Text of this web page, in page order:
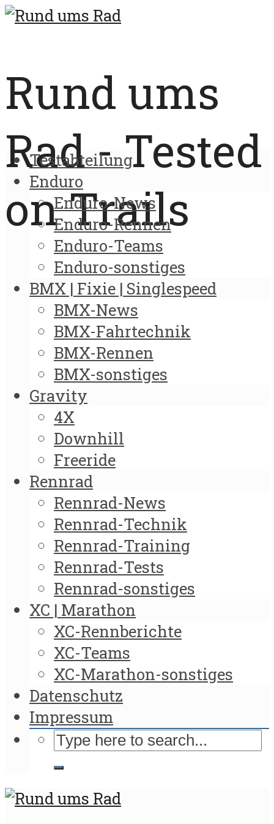
Rund ums
Rad - Tested
on Trails
Testabteilung
Enduro
Enduro-News
Enduro-Rennen
Enduro-Teams
Enduro-sonstiges
BMX | Fixie | Singlespeed
BMX-News
BMX-Fahrtechnik
BMX-Rennen
BMX-sonstiges
Gravity
4X
Downhill
Freeride
Rennrad
Rennrad-News
Rennrad-Technik
Rennrad-Training
Rennrad-Tests
Rennrad-sonstiges
XC | Marathon
XC-Rennberichte
XC-Teams
XC-Marathon-sonstiges
Datenschutz
Impressum